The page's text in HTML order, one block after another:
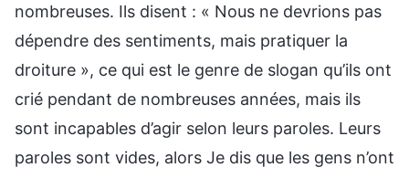
nombreuses. Ils disent : « Nous ne devrions pas
dépendre des sentiments, mais pratiquer la
droiture », ce qui est le genre de slogan qu’ils ont
crié pendant de nombreuses années, mais ils
sont incapables d’agir selon leurs paroles. Leurs
paroles sont vides, alors Je dis que les gens n’ont